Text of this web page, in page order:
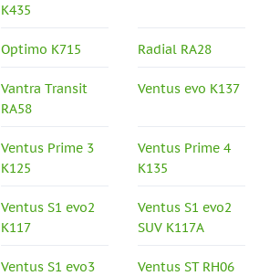
K435
Optimo K715 Radial RA28
Vantra Transit
RA58
Ventus evo K137
Ventus Prime 3
K125
Ventus Prime 4
K135
Ventus S1 evo2
K117
Ventus S1 evo2
SUV K117A
Ventus S1 evo3
Ventus ST RH06